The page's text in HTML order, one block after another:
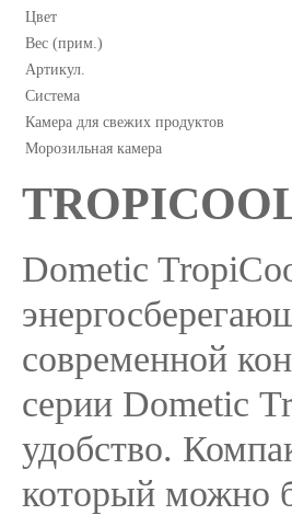
Цвет
Вес (прим.)
Артикул.
Система
Камера для свежих продуктов
Морозильная камера
Dometic
современной
серии Dometic
удобство.
который можно